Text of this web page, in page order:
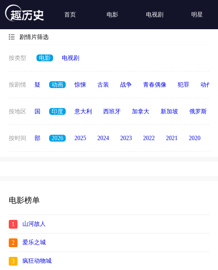
首页 电影 电视剧 明星
剧情片筛选
按类型 电影 电视剧
按剧情
家庭 悬疑 动画 惊悚 古装 战争 青春偶像 犯罪 动作
按地区
德国 泰国 印度 意大利 西班牙 加拿大 新加坡 俄罗斯
按时间 全部 2026 2025 2024 2023 2022 2021 2020
电影榜单
1 山河故人
2 爱乐之城
3 疯狂动物城